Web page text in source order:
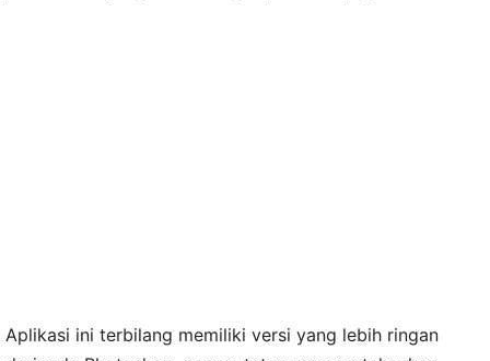
Aplikasi ini terbilang memiliki versi yang lebih ringan